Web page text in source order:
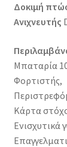
Δοκιμή
Ανιχνευτής
Μπαταρία
Φορτιστής,
Κάρτα
Ενισχυτικά